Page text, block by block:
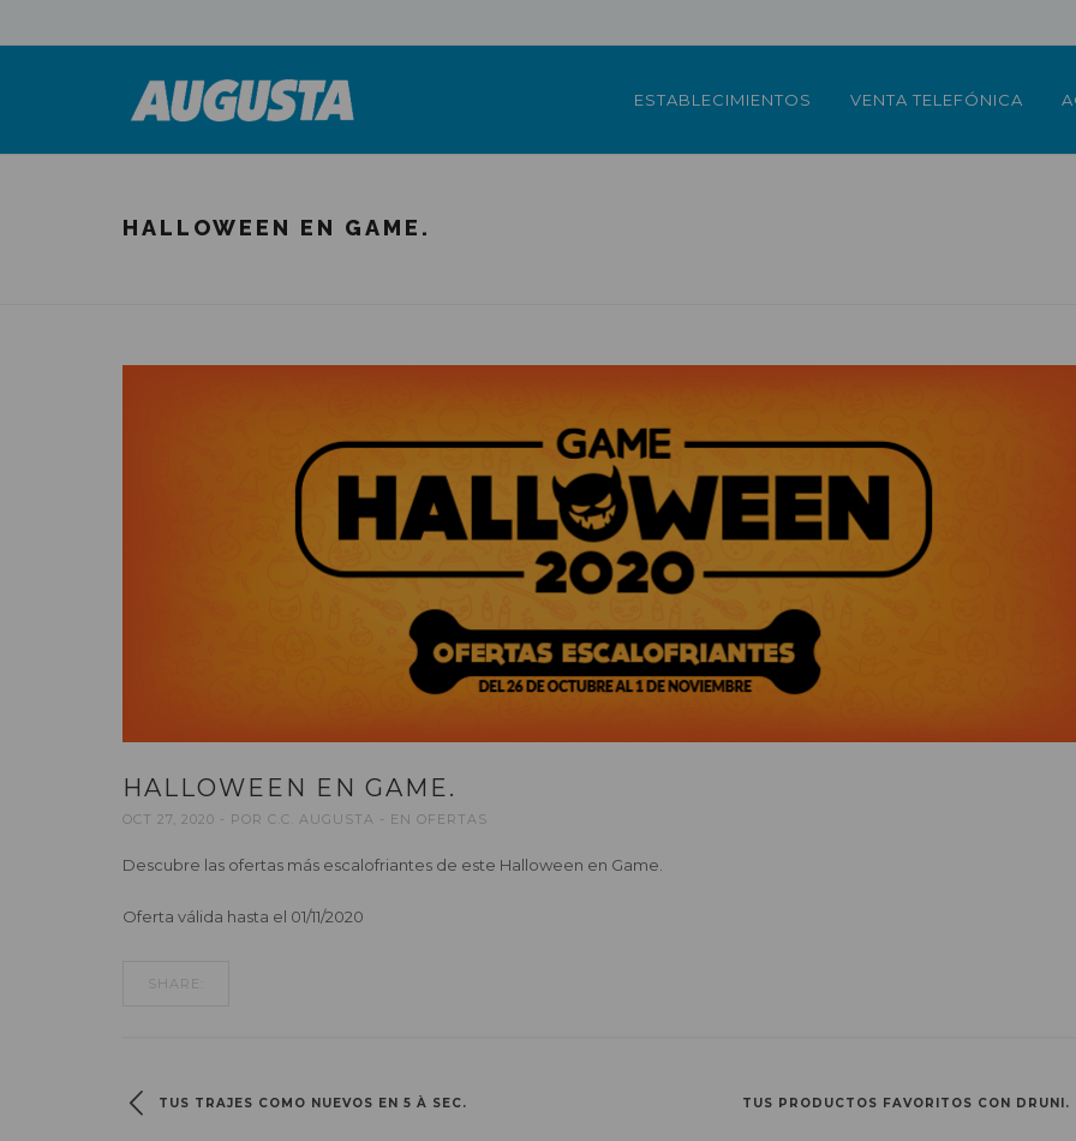
ESTABLECIMIENTOS VENTA TELEFÓNICA
HALLOWEEN EN GAME.
HALLOWEEN EN GAME.
OCT 27, 2020 POR C.C. AUGUSTA EN OFERTAS
Descubre las ofertas más escalofriantes de este Halloween en Game.
Oferta válida hasta el 01/11/2020
SHARE:
TUS TRAJES COMO NUEVOS EN 5 À SEC. TUS PRODUCTOS FAVORITOS CON DRUNI.